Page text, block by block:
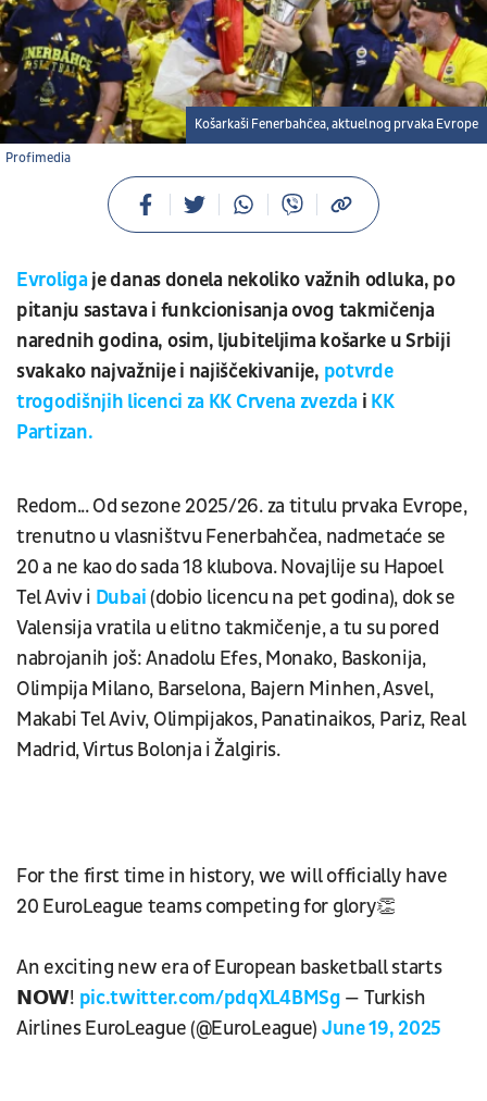
Profimedia
Košarkaši Fenerbahčea, aktuelnog prvaka Evrope
Evroligaje danas donela nekoliko važnih odluka, po
pitanju sastava i funkcionisanja ovog takmičenja
narednih godina, osim, ljubiteljima košarke u Srbiji
svakako najvažnije i najiščekivanije, potvrde
trogodišnjih licenci za KK Crvena zvezda i KK
Partizan.
Redom... Od sezone 2025/26. za titulu prvaka Evrope,
trenutno u vlasništvu Fenerbahčea, nadmetaće se
20 a ne kao do sada 18 klubova. Novajlije su Hapoel
Tel Aviv i Dubai(dobio licencu na pet godina), dok se
Valensija vratila u elitno takmičenje, a tu su pored
nabrojanih još: Anadolu Efes, Monako, Baskonija,
Olimpija Milano, Barselona, Bajern Minhen, Asvel,
Makabi Tel Aviv, Olimpijakos, Panatinaikos, Pariz, Real
Madrid, Virtus Bolonja i Žalgiris.
For the first time in history, we will officially have
20 EuroLeague teams competing for glory👏
An exciting new era of European basketball starts
𝗡𝗢𝗪! pic.twitter.com/pdqXL4BMSg — Turkish
Airlines EuroLeague (@EuroLeague) June 19, 2025